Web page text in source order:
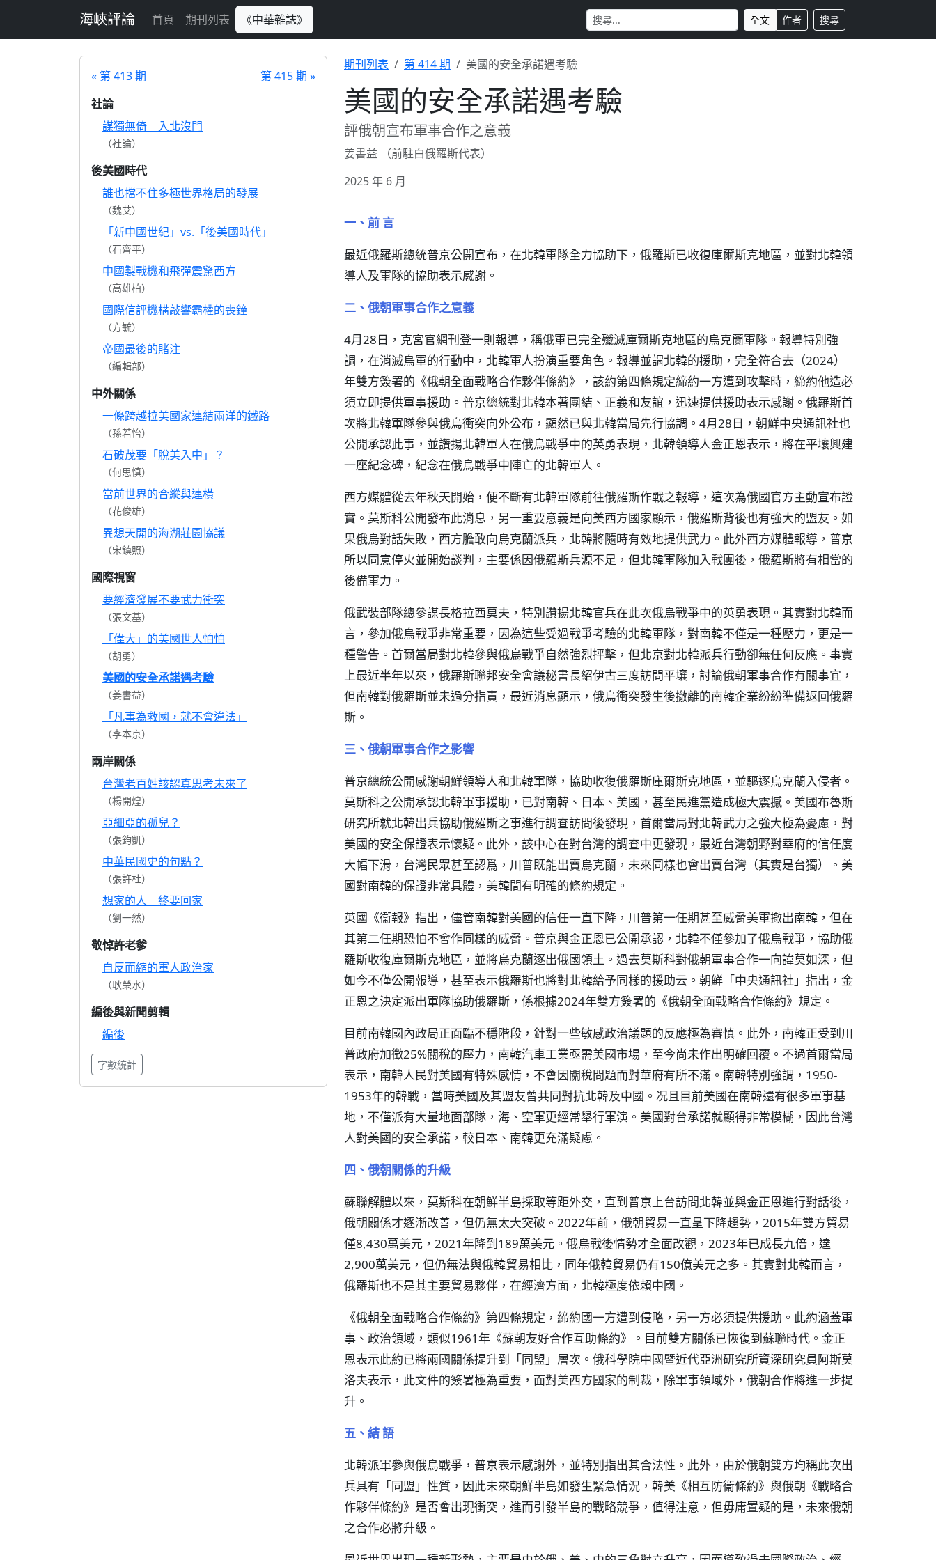
海峽評論 首頁 期刊列表 《中華雜誌》 全文 作者 搜尋
« 第 413 期
第 415 期 »
社論
謀獨無倚 入北沒門
（社論）
後美國時代
誰也擋不住多極世界格局的發展
（魏艾）
「新中國世紀」vs.「後美國時代」
（石齊平）
中國製戰機和飛彈震驚西方
（高雄柏）
國際信評機構敲響霸權的喪鐘
（方毓）
帝國最後的賭注
（編輯部）
中外關係
一條跨越拉美國家連結兩洋的鐵路
（孫若怡）
石破茂要「脫美入中」？
（何思慎）
當前世界的合縱與連橫
（花俊雄）
異想天開的海湖莊園協議
（宋鎮照）
國際視窗
要經濟發展不要武力衝突
（張文基）
「偉大」的美國世人怕怕
（胡勇）
美國的安全承諾遇考驗
（姜書益）
「凡事為救國，就不會違法」
（李本京）
兩岸關係
台灣老百姓該認真思考未來了
（楊開煌）
亞細亞的孤兒？
（張鈞凱）
中華民國史的句點？
（張許杜）
想家的人 終要回家
（劉一然）
敬悼許老爹
自反而縮的軍人政治家
（耿榮水）
編後與新聞剪輯
編後
字數統計
期刊列表 第 414 期 美國的安全承諾遇考驗
美國的安全承諾遇考驗
評俄朝宣布軍事合作之意義
姜書益 （前駐白俄羅斯代表）
2025 年 6 月
一、前 言
最近俄羅斯總統普京公開宣布，在北韓軍隊全力協助下，俄羅斯已收復庫爾斯克地區，並對北韓領
導人及軍隊的協助表示感謝。
二、俄朝軍事合作之意義
4月28日，克宮官網刊登一則報導，稱俄軍已完全殲滅庫爾斯克地區的烏克蘭軍隊。報導特別強
調，在消滅烏軍的行動中，北韓軍人扮演重要角色。報導並謂北韓的援助，完全符合去（2024）
年雙方簽署的《俄朝全面戰略合作夥伴條約》，該約第四條規定締約一方遭到攻擊時，締約他造必
須立即提供軍事援助。普京總統對北韓本著團結、正義和友誼，迅速提供援助表示感謝。俄羅斯首
次將北韓軍隊參與俄烏衝突向外公布，顯然已與北韓當局先行協調。4月28日，朝鮮中央通訊社也
公開承認此事，並讚揚北韓軍人在俄烏戰爭中的英勇表現，北韓領導人金正恩表示，將在平壤興建
一座紀念碑，紀念在俄烏戰爭中陣亡的北韓軍人。
西方媒體從去年秋天開始，便不斷有北韓軍隊前往俄羅斯作戰之報導，這次為俄國官方主動宣布證
實。莫斯科公開發布此消息，另一重要意義是向美西方國家顯示，俄羅斯背後也有強大的盟友。如
果俄烏對話失敗，西方膽敢向烏克蘭派兵，北韓將隨時有效地提供武力。此外西方媒體報導，普京
所以同意停火並開始談判，主要係因俄羅斯兵源不足，但北韓軍隊加入戰團後，俄羅斯將有相當的
後備軍力。
俄武裝部隊總參謀長格拉西莫夫，特別讚揚北韓官兵在此次俄烏戰爭中的英勇表現。其實對北韓而
言，參加俄烏戰爭非常重要，因為這些受過戰爭考驗的北韓軍隊，對南韓不僅是一種壓力，更是一
種警告。首爾當局對北韓參與俄烏戰爭自然強烈抨擊，但北京對北韓派兵行動卻無任何反應。事實
上最近半年以來，俄羅斯聯邦安全會議秘書長紹伊古三度訪問平壤，討論俄朝軍事合作有關事宜，
但南韓對俄羅斯並未過分指責，最近消息顯示，俄烏衝突發生後撤離的南韓企業紛紛準備返回俄羅
斯。
三、俄朝軍事合作之影響
普京總統公開感謝朝鮮領導人和北韓軍隊，協助收復俄羅斯庫爾斯克地區，並驅逐烏克蘭入侵者。
莫斯科之公開承認北韓軍事援助，已對南韓、日本、美國，甚至民進黨造成極大震撼。美國布魯斯
研究所就北韓出兵協助俄羅斯之事進行調查訪問後發現，首爾當局對北韓武力之強大極為憂慮，對
美國的安全保證表示懷疑。此外，該中心在對台灣的調查中更發現，最近台灣朝野對華府的信任度
大幅下滑，台灣民眾甚至認爲，川普既能出賣烏克蘭，未來同樣也會出賣台灣（其實是台獨）。美
國對南韓的保證非常具體，美韓間有明確的條約規定。
英國《衞報》指出，儘管南韓對美國的信任一直下降，川普第一任期甚至威脅美軍撤出南韓，但在
其第二任期恐怕不會作同樣的威脅。普京與金正恩已公開承認，北韓不僅參加了俄烏戰爭，協助俄
羅斯收復庫爾斯克地區，並將烏克蘭逐出俄國領土。過去莫斯科對俄朝軍事合作一向諱莫如深，但
如今不僅公開報導，甚至表示俄羅斯也將對北韓給予同樣的援助云。朝鮮「中央通訊社」指出，金
正恩之決定派出軍隊協助俄羅斯，係根據2024年雙方簽署的《俄朝全面戰略合作條約》規定。
目前南韓國內政局正面臨不穩階段，針對一些敏感政治議題的反應極為審慎。此外，南韓正受到川
普政府加徵25%關稅的壓力，南韓汽車工業亟需美國市場，至今尚未作出明確回覆。不過首爾當局
表示，南韓人民對美國有特殊感情，不會因關稅問題而對華府有所不滿。南韓特別強調，1950-
1953年的韓戰，當時美國及其盟友曾共同對抗北韓及中國。况且目前美國在南韓還有很多軍事基
地，不僅派有大量地面部隊，海、空軍更經常舉行軍演。美國對台承諾就顯得非常模糊，因此台灣
人對美國的安全承諾，較日本、南韓更充滿疑慮。
四、俄朝關係的升級
蘇聯解體以來，莫斯科在朝鮮半島採取等距外交，直到普京上台訪問北韓並與金正恩進行對話後，
俄朝關係才逐漸改善，但仍無太大突破。2022年前，俄朝貿易一直呈下降趨勢，2015年雙方貿易
僅8,430萬美元，2021年降到189萬美元。俄烏戰後情勢才全面改觀，2023年已成長九倍，達
2,900萬美元，但仍無法與俄韓貿易相比，同年俄韓貿易仍有150億美元之多。其實對北韓而言，
俄羅斯也不是其主要貿易夥伴，在經濟方面，北韓極度依賴中國。
《俄朝全面戰略合作條約》第四條規定，締約國一方遭到侵略，另一方必須提供援助。此約涵蓋軍
事、政治領域，類似1961年《蘇朝友好合作互助條約》。目前雙方關係已恢復到蘇聯時代。金正
恩表示此約已將兩國關係提升到「同盟」層次。俄科學院中國暨近代亞洲研究所資深研究員阿斯莫
洛夫表示，此文件的簽署極為重要，面對美西方國家的制裁，除軍事領域外，俄朝合作將進一步提
升。
五、結 語
北韓派軍參與俄烏戰爭，普京表示感謝外，並特別指出其合法性。此外，由於俄朝雙方均稱此次出
兵具有「同盟」性質，因此未來朝鮮半島如發生緊急情況，韓美《相互防衞條約》與俄朝《戰略合
作夥伴條約》是否會出現衝突，進而引發半島的戰略競爭，值得注意，但毋庸置疑的是，未來俄朝
之合作必將升級。